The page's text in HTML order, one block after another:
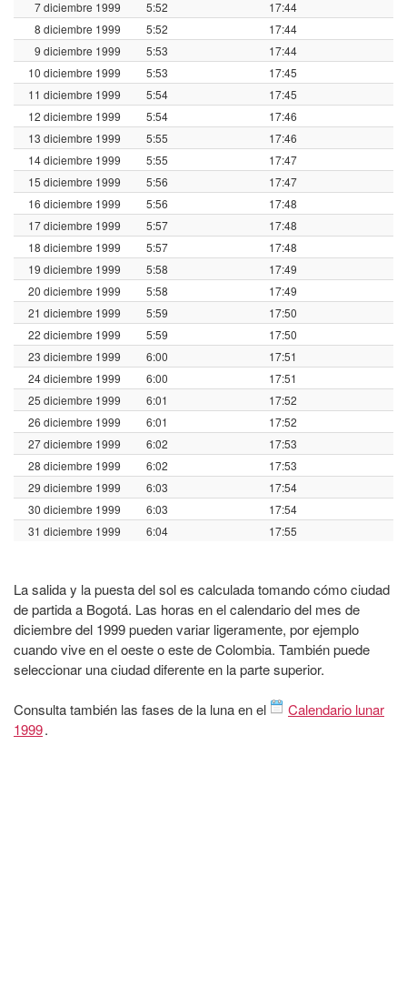
7 diciembre 1999 5:52
17:44
8 diciembre 1999
5:52
17:44
9 diciembre 1999
5:53
17:44
10 diciembre 1999
5:53
17:45
11 diciembre 1999
5:54
17:45
12 diciembre 1999
5:54
17:46
13 diciembre 1999
5:55
17:46
14 diciembre 1999
5:55
17:47
15 diciembre 1999
5:56
17:47
16 diciembre 1999
5:56
17:48
17 diciembre 1999
5:57
17:48
18 diciembre 1999
5:57
17:48
19 diciembre 1999
5:58
17:49
20 diciembre 1999
5:58
17:49
21 diciembre 1999
5:59
17:50
22 diciembre 1999
5:59
17:50
23 diciembre 1999
6:00
17:51
24 diciembre 1999
6:00
17:51
25 diciembre 1999
6:01
17:52
26 diciembre 1999
6:01
17:52
27 diciembre 1999
6:02
17:53
28 diciembre 1999
6:02
17:53
29 diciembre 1999
6:03
17:54
30 diciembre 1999
6:03
17:54
31 diciembre 1999
6:04 17:55
La salida y la puesta del sol es calculada tomando cómo ciudad
de partida a Bogotá. Las horas en el calendario del mes de
diciembre del 1999 pueden variar ligeramente, por ejemplo
cuando vive en el oeste o este de Colombia. También puede
seleccionar una ciudad diferente en la parte superior.
Consulta también las fases de la luna en el
Calendario lunar
1999.